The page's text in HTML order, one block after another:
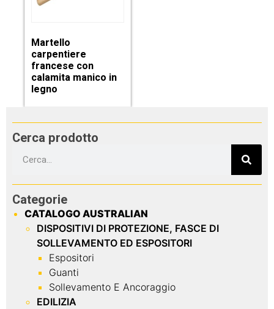
Martello
carpentiere
francese con
calamita manico in
legno
Cerca prodotto
Categorie
CATALOGO AUSTRALIAN
DISPOSITIVI DI PROTEZIONE, FASCE DI
SOLLEVAMENTO ED ESPOSITORI
Espositori
Guanti
Sollevamento E Ancoraggio
EDILIZIA